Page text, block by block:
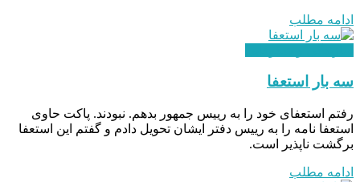
ادامه مطلب
سه بار استعفا
رفتم استعفای خود را به رییس جمهور بدهم. نبودند. پاکت حاوی
استعفا نامه را به رییس دفتر ایشان تحویل دادم و گفتم این استعفا
برگشت ناپذیر است.
ادامه مطلب